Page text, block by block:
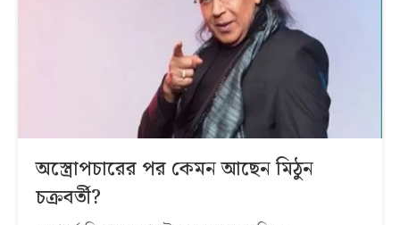
অস্ত্রোপচারের পর কেমন আছেন মিঠুন
চক্রবর্তী?